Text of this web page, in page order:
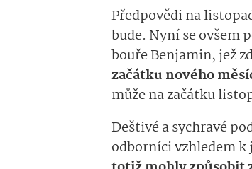
Předpovědi na
bude. Nyní se ovšem
bouře Benjamin, jež
začátku nového
může na začátku
Deštivé a sychravé
odborníci vzhledem